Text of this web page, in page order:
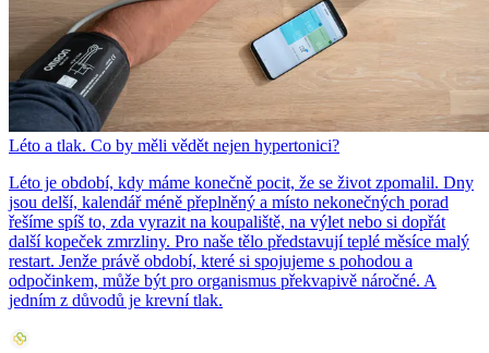
Léto a tlak. Co by měli vědět nejen hypertonici?
Léto je období, kdy máme konečně pocit, že se život zpomalil. Dny
jsou delší, kalendář méně přeplněný a místo nekonečných porad
řešíme spíš to, zda vyrazit na koupaliště, na výlet nebo si dopřát
další kopeček zmrzliny. Pro naše tělo představují teplé měsíce malý
restart. Jenže právě období, které si spojujeme s pohodou a
odpočinkem, může být pro organismus překvapivě náročné. A
jedním z důvodů je krevní tlak.